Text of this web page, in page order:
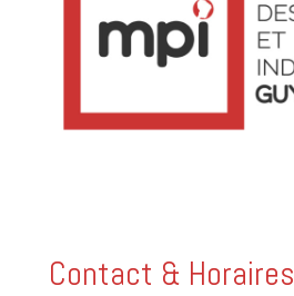
Contact & Horaires